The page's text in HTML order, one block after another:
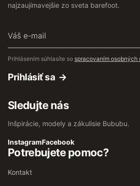
najzaujímavejšie zo sveta barefoot.
e-
mail
Prihlásením súhlasíte so spracovaním osobných
Prihlásiť sa
Sledujte nás
Inšpirácie, modely a zákulisie Bububu.
InstagramFacebook
Potrebujete pomoc?
Kontakt